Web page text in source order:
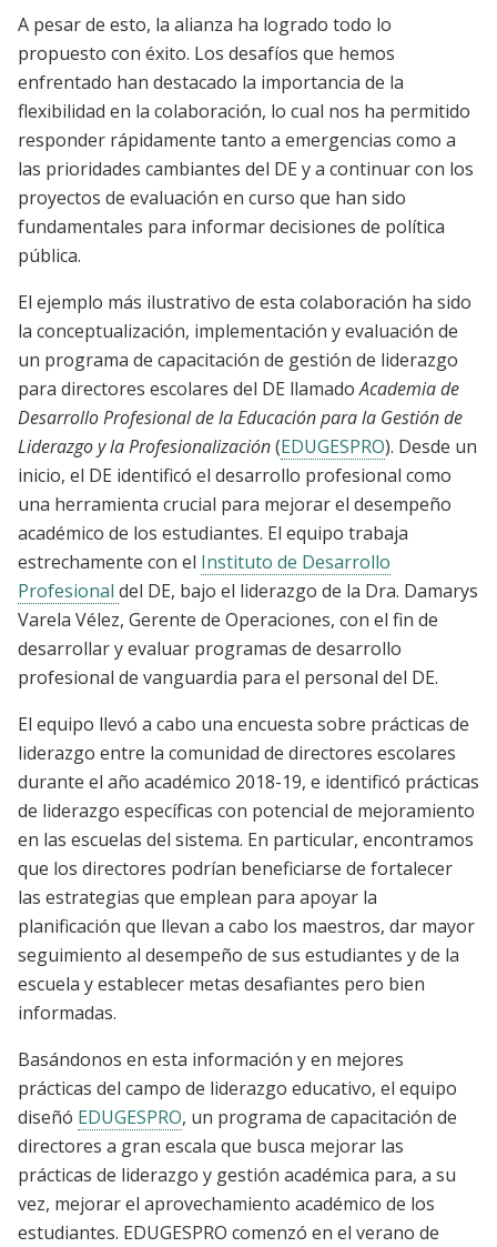
A pesar de esto, la alianza ha logrado todo lo
propuesto con éxito. Los desafíos que hemos
enfrentado han destacado la importancia de la
flexibilidad en la colaboración, lo cual nos ha permitido
responder rápidamente tanto a emergencias como a
las prioridades cambiantes del DE y a continuar con los
proyectos de evaluación en curso que han sido
fundamentales para informar decisiones de política
pública.
El ejemplo más ilustrativo de esta colaboración ha sido
la conceptualización, implementación y evaluación de
un programa de capacitación de gestión de liderazgo
para directores escolares del DE llamadoAcademia de
Desarrollo Profesional de la Educación para la Gestión de
Liderazgo y la Profesionalización(EDUGESPRO). Desde un
inicio, el DE identificó el desarrollo profesional como
una herramienta crucial para mejorar el desempeño
académico de los estudiantes. El equipo trabaja
estrechamente con el Instituto de Desarrollo
Profesional del DE, bajo el liderazgo de la Dra. Damarys
Varela Vélez, Gerente de Operaciones, con el fin de
desarrollar y evaluar programas de desarrollo
profesional de vanguardia para el personal del DE.
El equipo llevó a cabo una encuesta sobre prácticas de
liderazgo entre la comunidad de directores escolares
durante el año académico 2018-19, e identificó prácticas
de liderazgo específicas con potencial de mejoramiento
en las escuelas del sistema. En particular, encontramos
que los directores podrían beneficiarse de fortalecer
las estrategias que emplean para apoyar la
planificación que llevan a cabo los maestros, dar mayor
seguimiento al desempeño de sus estudiantes y de la
escuela y establecer metas desafiantes pero bien
informadas.
Basándonos en esta información y en mejores
prácticas del campo de liderazgo educativo, el equipo
diseñó EDUGESPRO, un programa de capacitación de
directores a gran escala que busca mejorar las
prácticas de liderazgo y gestión académica para, a su
vez, mejorar el aprovechamiento académico de los
estudiantes. EDUGESPRO comenzó en el verano de